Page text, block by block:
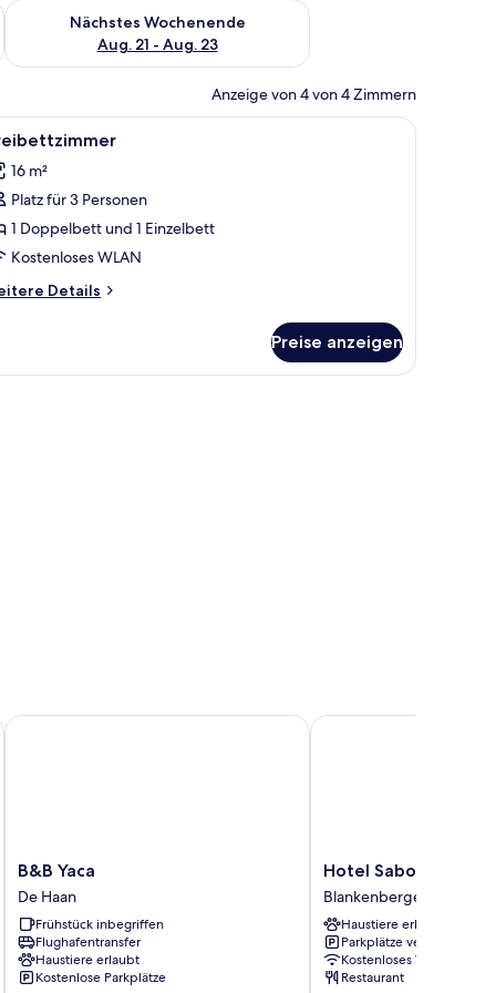
Aug. 14 - Aug. 16.
Nächstes Wochenende
Aug. 21 - Aug. 23
Überprüfe die Verfügbarkeit für nächstes Wochenende, Aug.
Anzeige von 4 von 4 Zimmern
kostenloses WLAN Zimmersafe, Babybetten, kostenloses WLAN
3
16 m²
Platz für 3 Personen
1 Doppelbett und 1 Einzelbett
Kostenloses WLAN
Details
Preise anzeigen
B&B
Yaca
De
Haan
B&B Yaca
De Haan
Frühstück inbegriffen
Flughafentransfer
Haustiere erlaubt
Kostenlose Parkplätze
B&B Yaca
Hotel
Sabot
d'Or
Blankenberge
Hotel Sabot d'Or
Blankenberge
Haustiere erlaubt
Parkplätze verfügbar
Kostenloses WLAN
Restaurant
Hotel Sabot d'Or